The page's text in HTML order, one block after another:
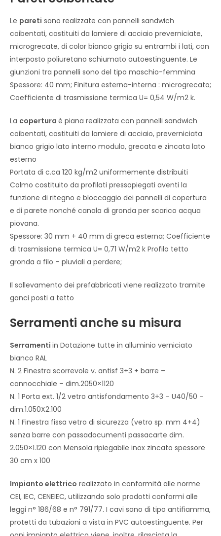
Le pareti sono realizzate con pannelli sandwich
coibentati, costituiti da lamiere di acciaio preverniciate,
microgrecate, di color bianco grigio su entrambi i lati, con
interposto poliuretano schiumato autoestinguente. Le
giunzioni tra pannelli sono del tipo maschio-femmina
Spessore: 40 mm; Finitura esterna-interna : microgrecato;
Coefficiente di trasmissione termica U= 0,54 W/m2 k.
La copertura è piana realizzata con pannelli sandwich
coibentati, costituiti da lamiere di acciaio, preverniciata
bianco grigio lato interno modulo, grecata e zincata lato
esterno
Portata di c.ca 120 kg/m2 uniformemente distribuiti
Colmo costituito da profilati pressopiegati aventi la
funzione di ritegno e bloccaggio dei pannelli di copertura
e di parete nonché canala di gronda per scarico acqua
piovana.
Spessore: 30 mm + 40 mm di greca esterna; Coefficiente
di trasmissione termica U= 0,71 W/m2 k Profilo tetto
gronda a filo – pluviali a perdere;
Il sollevamento dei prefabbricati viene realizzato tramite
ganci posti a tetto
Serramenti anche su misura
Serramenti in Dotazione tutte in alluminio verniciato
bianco RAL
N. 2 Finestra scorrevole v. antisf 3+3 + barre –
cannocchiale – dim.2050×1120
N. 1 Porta ext. 1/2 vetro antisfondamento 3+3 – U40/50 –
dim.1.050X2.100
N. 1 Finestra fissa vetro di sicurezza (vetro sp. mm 4+4)
senza barre con passadocumenti passacarte dim.
2.050×1.120 con Mensola ripiegabile inox zincato spessore
30 cm x 100
Impianto elettrico realizzato in conformità alle norme
CEI, IEC, CENEIEC, utilizzando solo prodotti conformi alle
leggi n° 186/68 e n° 791/77. I cavi sono di tipo antifiamma,
protetti da tubazioni a vista in PVC autoestinguente. Per